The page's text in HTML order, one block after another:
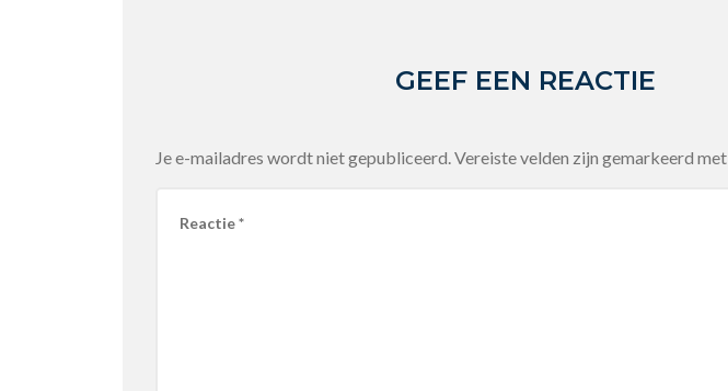
GEEF EEN REACTIE
Je e-mailadres wordt niet gepubliceerd.Vereiste velden zijn gemarkeerd met